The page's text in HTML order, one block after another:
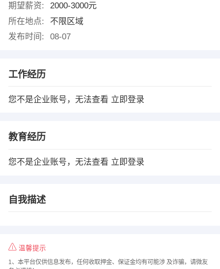
期望薪资:
2000-3000元
所在地点:
不限区域
发布时间:
08-07
工作经历
您不是企业账号，无法查看 立即登录
教育经历
您不是企业账号，无法查看 立即登录
自我描述
温馨提示
1、本平台仅供信息发布，任何收取押金、保证金均有可能涉 及诈骗，请微友